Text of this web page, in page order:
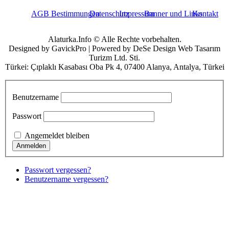
AGB BestimmungenDatenschutzImpressumBanner und LinksKontakt
Alaturka.Info © Alle Rechte vorbehalten.
Designed by GavickPro | Powered by DeSe Design Web Tasarım
Turizm Ltd. Sti.
Türkei: Çıplaklı Kasabası Oba Pk 4, 07400 Alanya, Antalya, Türkei
Benutzername
Passwort
Angemeldet bleiben
Passwort vergessen?
Benutzername vergessen?